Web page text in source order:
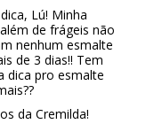
Lú! Minha
de frágeis não
nenhum esmalte
de 3 dias!! Tem
dica pro esmalte
da Cremilda!